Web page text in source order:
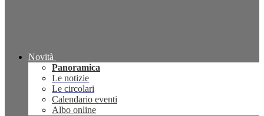
Novità
Panoramica
Le notizie
Le circolari
Calendario eventi
Albo online